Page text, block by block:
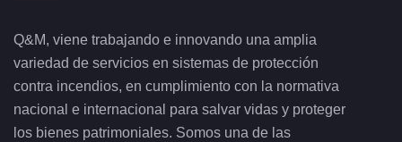
Q&M, viene trabajando e innovando una amplia
variedad de servicios en sistemas de protección
contra incendios, en cumplimiento con la normativa
nacional e internacional para salvar vidas y proteger
los bienes patrimoniales. Somos una de las